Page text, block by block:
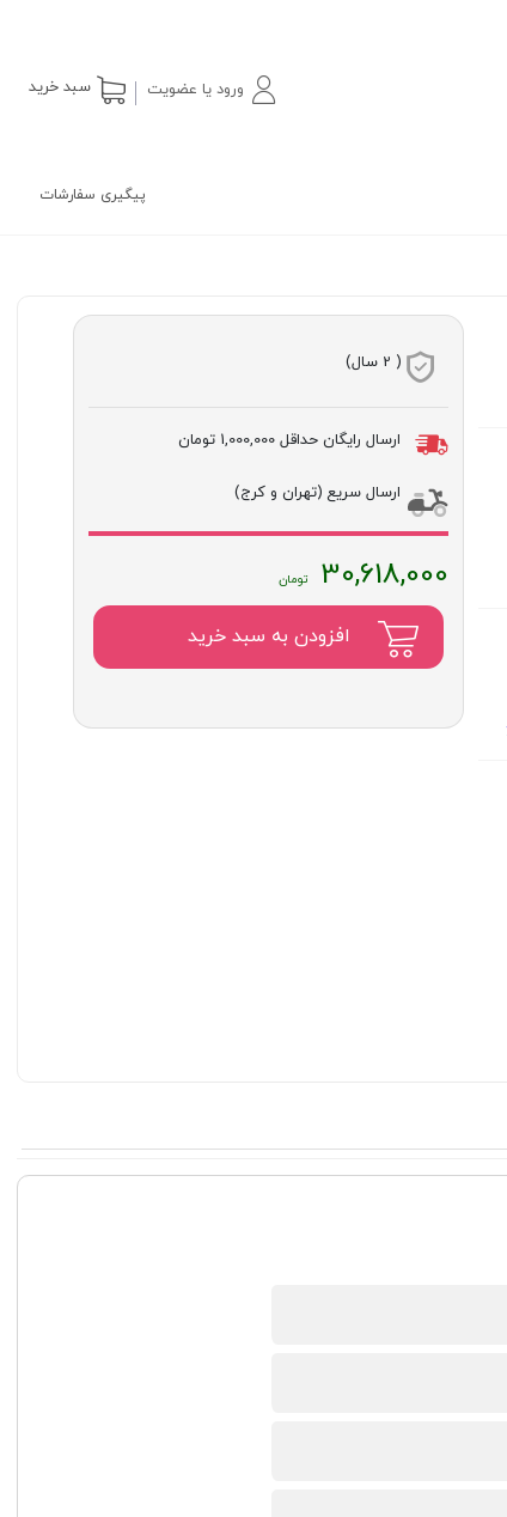
ورود یا عضویت سبد خرید
پیگیری سفارشات
( 2 سال)
ارسال رایگان حداقل 1,000,000 تومان
ارسال سریع (تهران و کرج)
30,618,000
افزودن به سبد خرید